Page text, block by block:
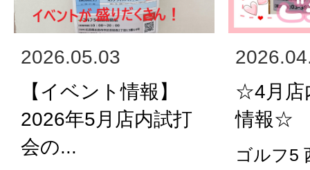
2026.05.03
【イベント情報】
2026年5月店内試打
会の...
☆4月店
情報☆
ゴルフ5